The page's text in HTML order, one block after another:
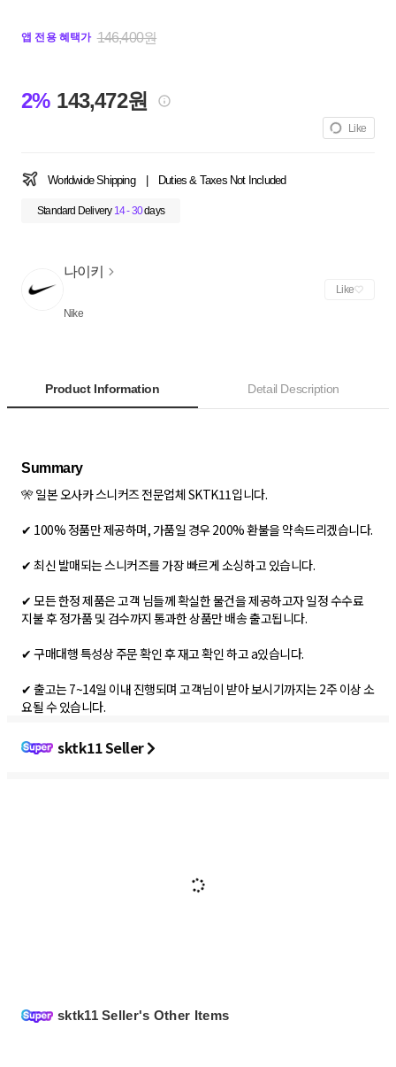
앱 전용 혜택가 146,400원
2% 143,472원
Like
Worldwide Shipping Duties & Taxes Not Included
Standard Delivery 14 - 30days
나이키
Nike
Like
Product Information Detail Description
Summary
🎌 일본 오사카 스니커즈 전문업체 SKTK11입니다.
✔ 100% 정품만 제공하며, 가품일 경우 200% 환불을 약속드리겠습니다.
✔ 최신 발매되는 스니커즈를 가장 빠르게 소싱하고 있습니다.
✔ 모든 한정 제품은 고객 님들께 확실한 물건을 제공하고자 일정 수수료
지불 후 정가품 및 검수까지 통과한 상품만 배송 출고됩니다.
✔ 구매대행 특성상 주문 확인 후 재고 확인 하고 a있습니다.
✔ 출고는 7~14일 이내 진행되며 고객님이 받아 보시기까지는 2주 이상 소
요될 수 있습니다.
sktk11 Seller
sktk11 Seller's Other Items